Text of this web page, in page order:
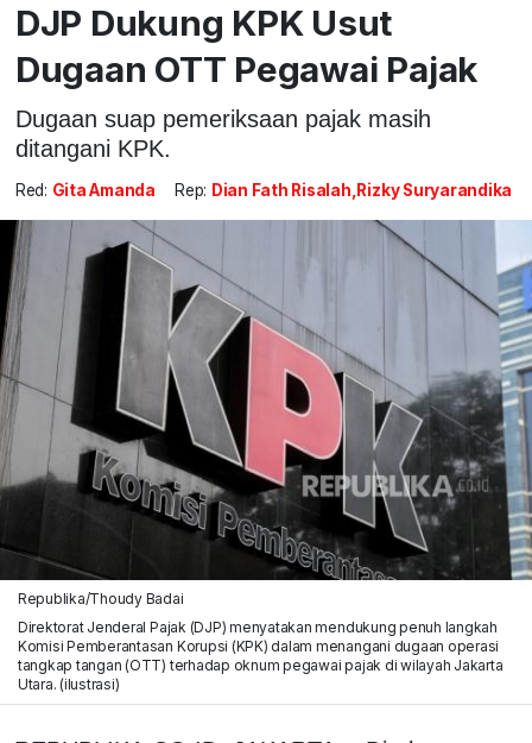
DJP Dukung KPK Usut
Dugaan OTT Pegawai Pajak
Dugaan suap pemeriksaan pajak masih
ditangani KPK.
Red: Gita Amanda Rep: Dian Fath Risalah,Rizky Suryarandika
Republika/Thoudy Badai
Direktorat Jenderal Pajak (DJP) menyatakan mendukung penuh langkah
Komisi Pemberantasan Korupsi (KPK) dalam menangani dugaan operasi
tangkap tangan (OTT) terhadap oknum pegawai pajak di wilayah Jakarta
Utara. (ilustrasi)